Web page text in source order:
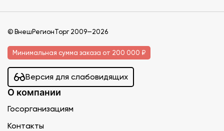
© ВнешРегионТорг 2009—2026
Минимальная сумма заказа от 200 000 ₽
Версия для слабовидящих
О компании
Госорганизациям
Контакты